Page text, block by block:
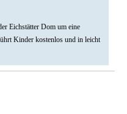
Eichstätter Dom um eine
Kinder kostenlos und in leicht